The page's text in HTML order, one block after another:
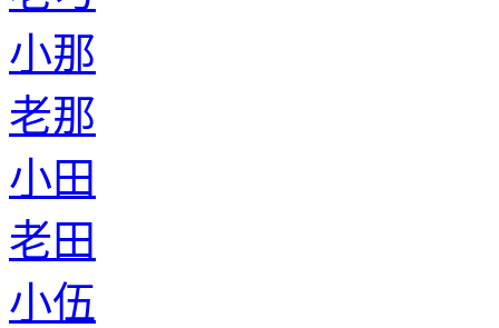
小那
老那
小田
老田
小伍